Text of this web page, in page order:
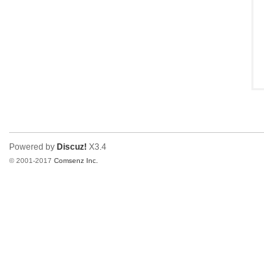
Powered by Discuz! X3.4
© 2001-2017Comsenz Inc.